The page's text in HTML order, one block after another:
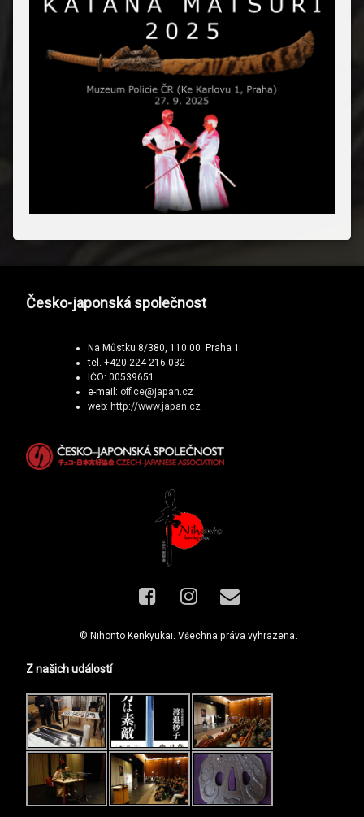
Česko-japonská společnost
Na Můstku 8/380, 110 00 Praha 1
tel. +420 224 216 032
IČO: 00539651
e-mail: office@japan.cz
web: http://www.japan.cz
Facebook
Instagram
E-mail
© Nihonto Kenkyukai. Všechna práva vyhrazena.
Z našich událostí